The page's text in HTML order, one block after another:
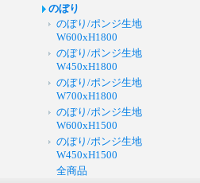
のぼり
のぼり/ポンジ生地
W600xH1800
のぼり/ポンジ生地
W450xH1800
のぼり/ポンジ生地
W700xH1800
のぼり/ポンジ生地
W600xH1500
のぼり/ポンジ生地
W450xH1500
全商品